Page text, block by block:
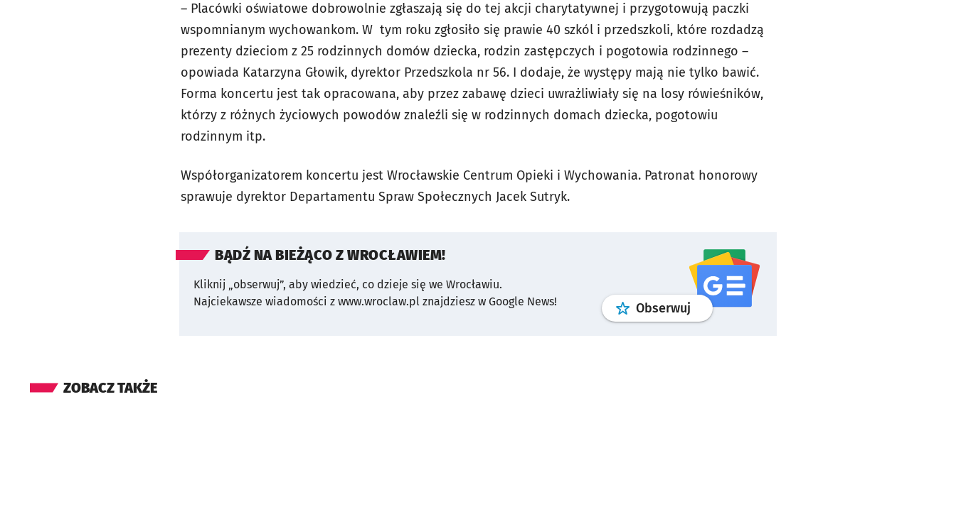
– Placówki oświatowe dobrowolnie zgłaszają się do tej akcji charytatywnej i przygotowują paczki
wspomnianym wychowankom. W tym roku zgłosiło się prawie 40 szkól i przedszkoli, które rozdadzą
prezenty dzieciom z 25 rodzinnych domów dziecka, rodzin zastępczych i pogotowia rodzinnego –
opowiada Katarzyna Głowik, dyrektor Przedszkola nr 56. I dodaje, że występy mają nie tylko bawić.
Forma koncertu jest tak opracowana, aby przez zabawę dzieci uwrażliwiały się na losy rówieśników,
którzy z różnych życiowych powodów znaleźli się w rodzinnych domach dziecka, pogotowiu
rodzinnym itp.
Współorganizatorem koncertu jest Wrocławskie Centrum Opieki i Wychowania. Patronat honorowy
sprawuje dyrektor Departamentu Spraw Społecznych Jacek Sutryk.
BĄDŹ NA BIEŻĄCO Z WROCŁAWIEM!
Kliknij „obserwuj”, aby wiedzieć, co dzieje się we Wrocławiu.
Najciekawsze wiadomości z www.wroclaw.pl znajdziesz w Google News!
Obserwuj profilgoogle news
ZOBACZ TAKŻE